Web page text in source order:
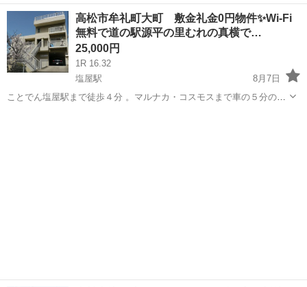
イレブンまで徒歩８分、コープ一宮店まで徒歩１０分。 ※住所のピン
は正確では無い可能性ございますので、現地確認や内見ご希望の際は
ご連絡下さい。 ※お部...
香川 高松市 一宮駅 アパート 無料
高松市牟礼町大町 敷金礼金0円物件✨Wi-Fi
無料で道の駅源平の里むれの真横で…
25,000円
1R 16.32
塩屋駅
8月7日
ことでん塩屋駅まで徒歩４分 。マルナカ・コスモスまで車の５分の立